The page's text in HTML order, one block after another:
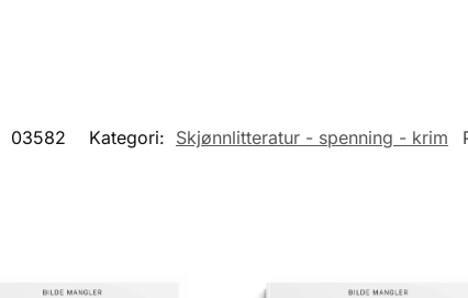
03582 Kategori: Skjønnlitteratur - spenning - krim